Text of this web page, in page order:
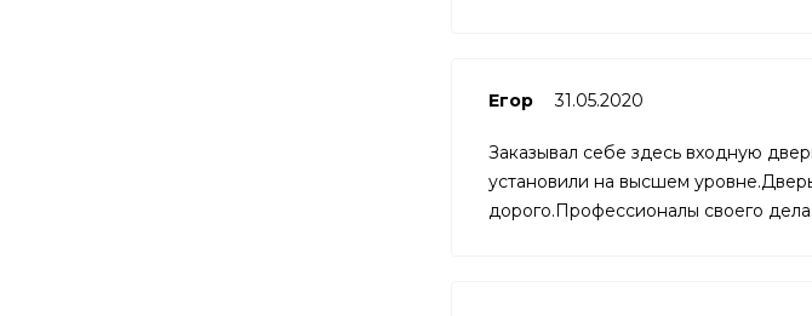
Егор 31.05.2020
Заказывал себе здесь входную
установили на высшем
дорого.Профессионалы своего